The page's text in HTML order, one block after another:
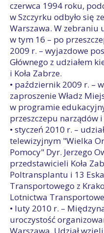
czerwca 1994 roku,
w Szczyrku odbyło się
Warszawa. W zebraniu
w tym 16 – po
2009 r. – wyjazdowe
Głównego z udziałem
i Koła Zabrze.
• październik 2009 r. –
zaproszenie Władz
w programie
przeszczepu narządów
• styczeń 2010 r. –
telewizyjnym "Wielka
Pomocy" Dyr. Jerzego
przedstawicieli Koła
Poltransplantu i 13
Transportowego z
Lotnictwa
• luty 2010 r. –
uroczystość